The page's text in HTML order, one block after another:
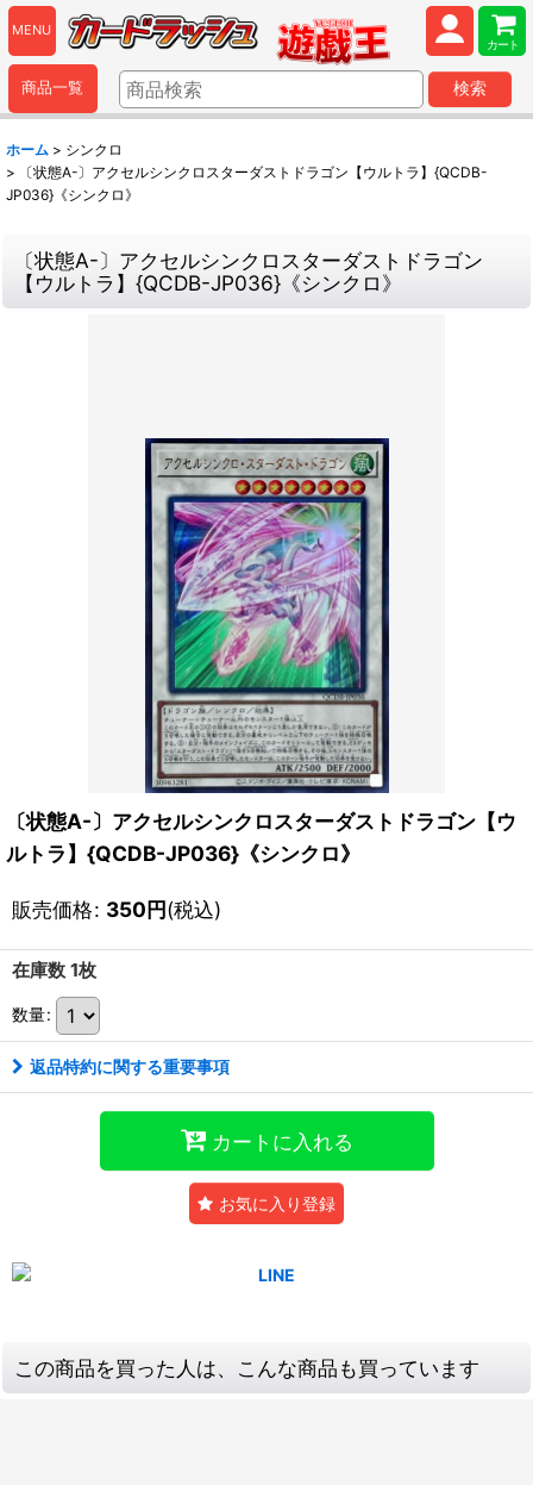
MENU
カート
商品一覧 検索
ホーム > シンクロ
>
〔状態A-〕アクセルシンクロスターダストドラゴン【ウルトラ】{QCDB-
JP036}《シンクロ》
〔状態A-〕アクセルシンクロスターダストドラゴン
【ウルトラ】{QCDB-JP036}《シンクロ》
〔状態A-〕アクセルシンクロスターダストドラゴン【ウ
ルトラ】{QCDB-JP036}《シンクロ》
販売価格: 350円(税込)
在庫数 1枚
数量:
返品特約に関する重要事項
カートに入れる
お気に入り登録
この商品を買った人は、こんな商品も買っています